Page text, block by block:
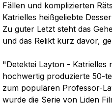
Fällen und komplizierten
Katrielles heißgeliebte
Zu guter Letzt steht das
und das Relikt kurz davor,
"Detektei Layton - Katrielles
hochwertig produzierte 50-
zum populären Professor-
wurde die Serie von Liden